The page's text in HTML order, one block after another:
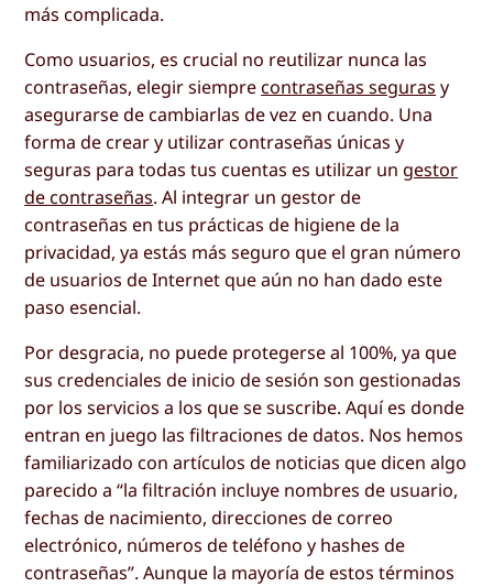
más complicada.
Como usuarios, es crucial no reutilizar nunca las
contraseñas, elegir siempre contraseñas seguras y
asegurarse de cambiarlas de vez en cuando. Una
forma de crear y utilizar contraseñas únicas y
seguras para todas tus cuentas es utilizar un gestor
de contraseñas. Al integrar un gestor de
contraseñas en tus prácticas de higiene de la
privacidad, ya estás más seguro que el gran número
de usuarios de Internet que aún no han dado este
paso esencial.
Por desgracia, no puede protegerse al 100%, ya que
sus credenciales de inicio de sesión son gestionadas
por los servicios a los que se suscribe. Aquí es donde
entran en juego las filtraciones de datos. Nos hemos
familiarizado con artículos de noticias que dicen algo
parecido a “la filtración incluye nombres de usuario,
fechas de nacimiento, direcciones de correo
electrónico, números de teléfono y hashes de
contraseñas”. Aunque la mayoría de estos términos